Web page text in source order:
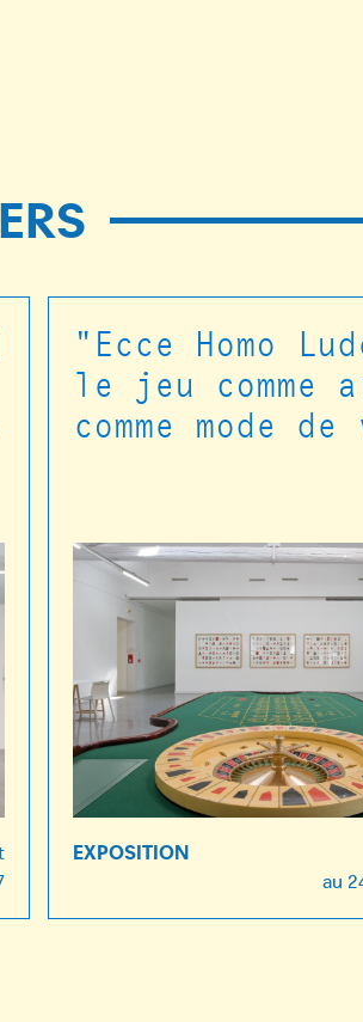
"Ecce Homo
le jeu comme
comme mode
EXPOSITION
au